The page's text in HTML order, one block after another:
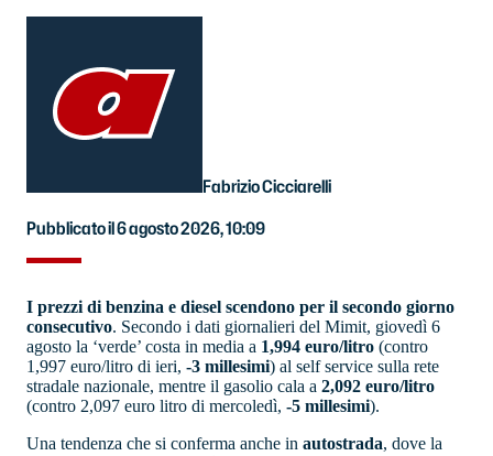
Fabrizio Cicciarelli
Pubblicato il 6 agosto 2026, 10:09
I prezzi di benzina e diesel scendono per il secondo giorno
consecutivo. Secondo i dati giornalieri del Mimit, giovedì 6
agosto la ‘verde’ costa in media a 1,994 euro/litro (contro
1,997 euro/litro di ieri, -3 millesimi) al self service sulla rete
stradale nazionale, mentre il gasolio cala a 2,092 euro/litro
(contro 2,097 euro litro di mercoledì, -5 millesimi).
Una tendenza che si conferma anche in autostrada, dove la